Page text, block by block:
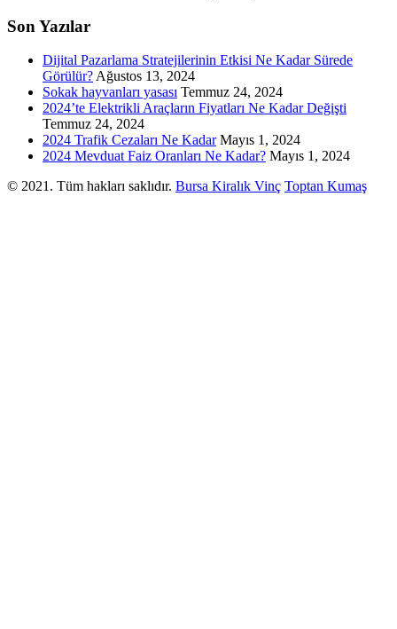
Son Yazılar
Dijital Pazarlama Stratejilerinin Etkisi Ne Kadar Sürede
Görülür? Ağustos 13, 2024
Sokak hayvanları yasası Temmuz 24, 2024
2024’te Elektrikli Araçların Fiyatları Ne Kadar Değişti
Temmuz 24, 2024
2024 Trafik Cezaları Ne Kadar Mayıs 1, 2024
2024 Mevduat Faiz Oranları Ne Kadar? Mayıs 1, 2024
© 2021. Tüm hakları saklıdır. Bursa Kiralık Vinç Toptan Kumaş